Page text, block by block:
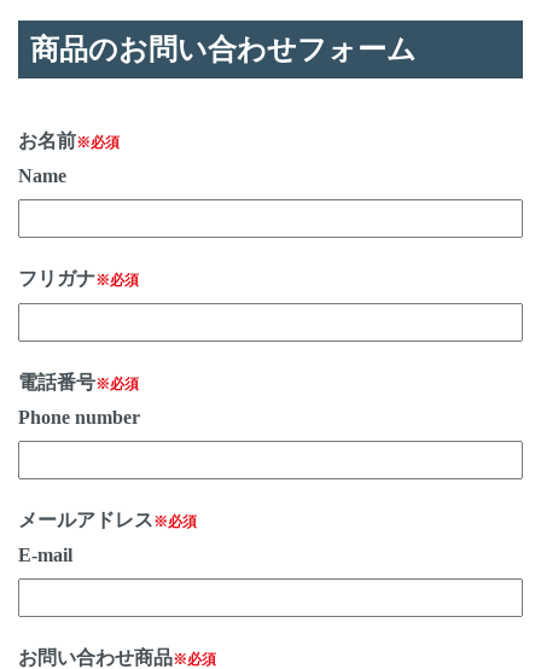
商品のお問い合わせフォーム
お名前※必須
Name
フリガナ※必須
電話番号※必須
Phone number
メールアドレス※必須
E-mail
お問い合わせ商品※必須